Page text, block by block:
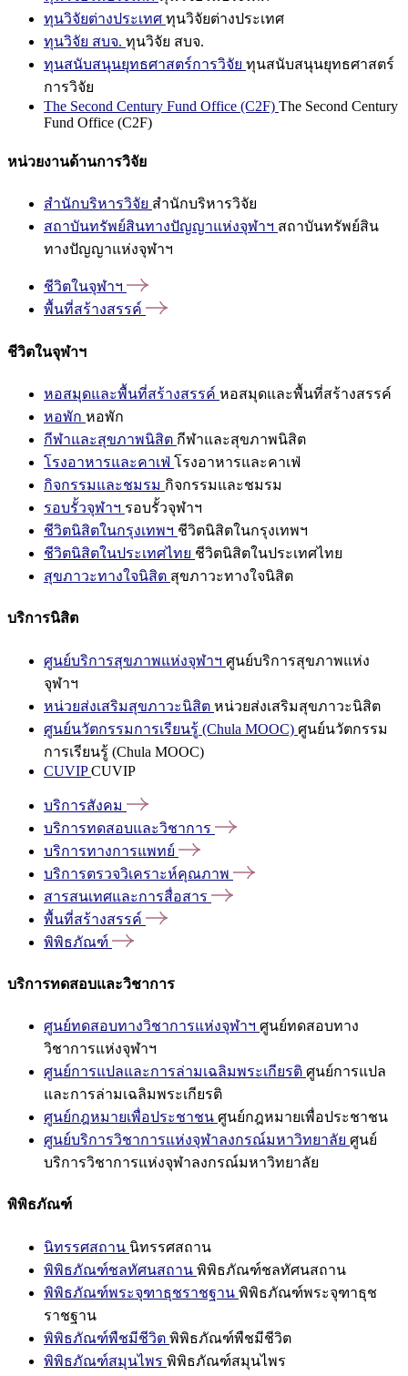
ทุนวิจัยต่างประเทศ ทุนวิจัยต่างประเทศ
ทุนวิจัย สบจ. ทุนวิจัย สบจ.
ทุนสนับสนุนยุทธศาสตร์การวิจัย ทุนสนับสนุนยุทธศาสตร์
การวิจัย
The Second Century Fund Office (C2F) The Second Century
Fund Office (C2F)
หน่วยงานด้านการวิจัย
สำนักบริหารวิจัย สำนักบริหารวิจัย
สถาบันทรัพย์สินทางปัญญาแห่งจุฬาฯ สถาบันทรัพย์สิน
ทางปัญญาแห่งจุฬาฯ
ชีวิตในจุฬาฯ
พื้นที่สร้างสรรค์
ชีวิตในจุฬาฯ
หอสมุดและพื้นที่สร้างสรรค์ หอสมุดและพื้นที่สร้างสรรค์
หอพัก หอพัก
กีฬาและสุขภาพนิสิต กีฬาและสุขภาพนิสิต
โรงอาหารและคาเฟ่ โรงอาหารและคาเฟ่
กิจกรรมและชมรม กิจกรรมและชมรม
รอบรั้วจุฬาฯ รอบรั้วจุฬาฯ
ชีวิตนิสิตในกรุงเทพฯ ชีวิตนิสิตในกรุงเทพฯ
ชีวิตนิสิตในประเทศไทย ชีวิตนิสิตในประเทศไทย
สุขภาวะทางใจนิสิต สุขภาวะทางใจนิสิต
บริการนิสิต
ศูนย์บริการสุขภาพแห่งจุฬาฯ ศูนย์บริการสุขภาพแห่ง
จุฬาฯ
หน่วยส่งเสริมสุขภาวะนิสิต หน่วยส่งเสริมสุขภาวะนิสิต
ศูนย์นวัตกรรมการเรียนรู้ (Chula MOOC) ศูนย์นวัตกรรม
การเรียนรู้ (Chula MOOC)
CUVIPCUVIP
บริการสังคม
บริการทดสอบและวิชาการ
บริการทางการแพทย์
บริการตรวจวิเคราะห์คุณภาพ
สารสนเทศและการสื่อสาร
พื้นที่สร้างสรรค์
พิพิธภัณฑ์
บริการทดสอบและวิชาการ
ศูนย์ทดสอบทางวิชาการแห่งจุฬาฯ ศูนย์ทดสอบทาง
วิชาการแห่งจุฬาฯ
ศูนย์การแปลและการล่ามเฉลิมพระเกียรติ ศูนย์การแปล
และการล่ามเฉลิมพระเกียรติ
ศูนย์กฎหมายเพื่อประชาชน ศูนย์กฎหมายเพื่อประชาชน
ศูนย์บริการวิชาการแห่งจุฬาลงกรณ์มหาวิทยาลัย ศูนย์
บริการวิชาการแห่งจุฬาลงกรณ์มหาวิทยาลัย
พิพิธภัณฑ์
นิทรรศสถาน นิทรรศสถาน
พิพิธภัณฑ์ชลทัศนสถาน พิพิธภัณฑ์ชลทัศนสถาน
พิพิธภัณฑ์พระจุฑาธุชราชฐาน พิพิธภัณฑ์พระจุฑาธุช
ราชฐาน
พิพิธภัณฑ์พืชมีชีวิต พิพิธภัณฑ์พืชมีชีวิต
พิพิธภัณฑ์สมุนไพร พิพิธภัณฑ์สมุนไพร